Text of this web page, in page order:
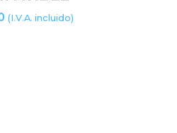
(I.V.A. incluido)